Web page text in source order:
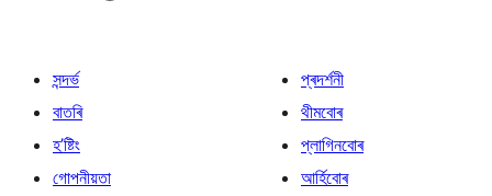
সন্দৰ্ভ
বাতৰি
হ’ষ্টিং
গোপনীয়তা
প্ৰদৰ্শনী
থীমবোৰ
প্লাগিনবোৰ
আৰ্হিবোৰ